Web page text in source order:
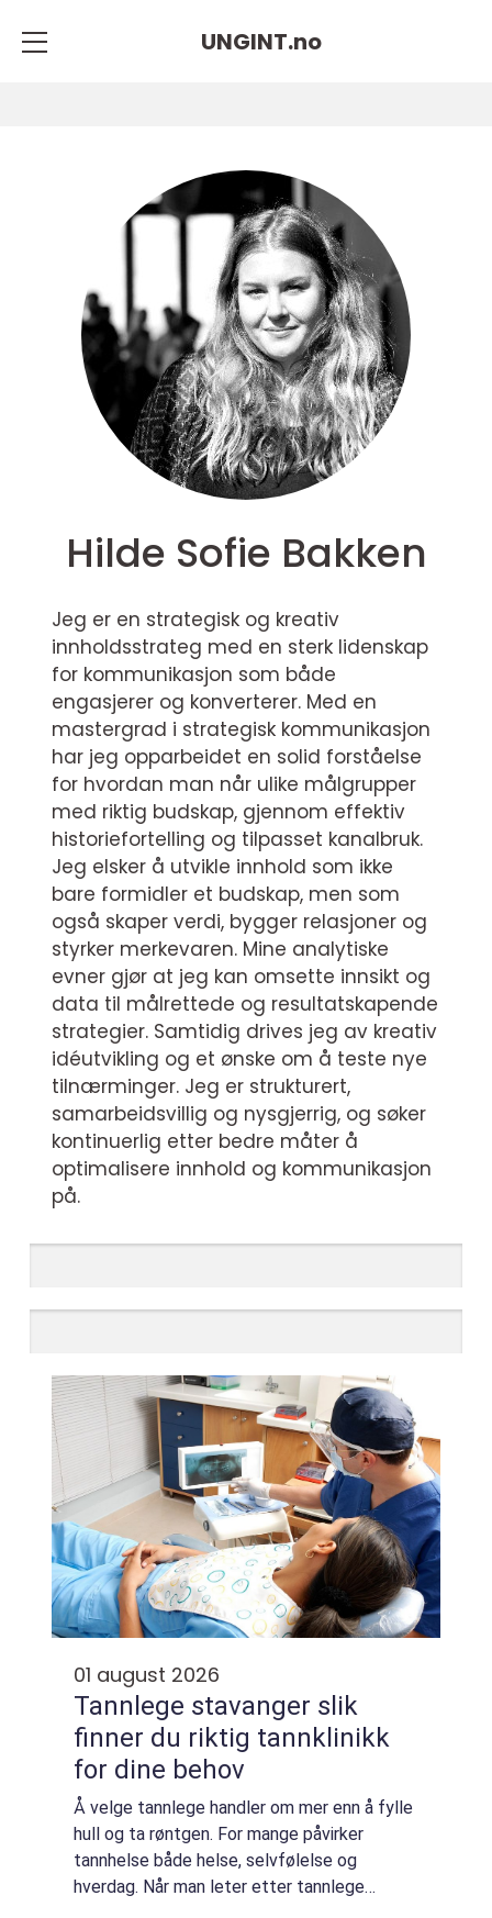
UNGINT.no
Hilde Sofie Bakken
Jeg er en strategisk og kreativ
innholdsstrateg med en sterk lidenskap
for kommunikasjon som både
engasjerer og konverterer. Med en
mastergrad i strategisk kommunikasjon
har jeg opparbeidet en solid forståelse
for hvordan man når ulike målgrupper
med riktig budskap, gjennom effektiv
historiefortelling og tilpasset kanalbruk.
Jeg elsker å utvikle innhold som ikke
bare formidler et budskap, men som
også skaper verdi, bygger relasjoner og
styrker merkevaren. Mine analytiske
evner gjør at jeg kan omsette innsikt og
data til målrettede og resultatskapende
strategier. Samtidig drives jeg av kreativ
idéutvikling og et ønske om å teste nye
tilnærminger. Jeg er strukturert,
samarbeidsvillig og nysgjerrig, og søker
kontinuerlig etter bedre måter å
optimalisere innhold og kommunikasjon
på.
01 august 2026
Tannlege stavanger slik
finner du riktig tannklinikk
for dine behov
Å velge tannlege handler om mer enn å fylle
hull og ta røntgen. For mange påvirker
tannhelse både helse, selvfølelse og
hverdag. Når man leter etter tannlege